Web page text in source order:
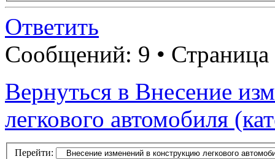
Ответить
Сообщений: 9 • Страница
Вернуться в Внесение
легкового автомобиля
Перейти: